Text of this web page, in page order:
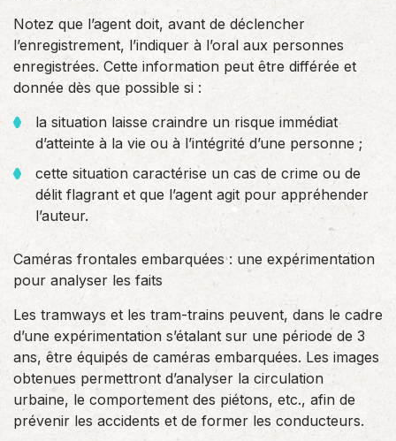
Notez que l’agent doit, avant de déclencher
l’enregistrement, l’indiquer à l’oral aux personnes
enregistrées. Cette information peut être différée et
donnée dès que possible si :
la situation laisse craindre un risque immédiat
d’atteinte à la vie ou à l’intégrité d’une personne ;
cette situation caractérise un cas de crime ou de
délit flagrant et que l’agent agit pour appréhender
l’auteur.
Caméras frontales embarquées : une expérimentation
pour analyser les faits
Les tramways et les tram-trains peuvent, dans le cadre
d’une expérimentation s’étalant sur une période de 3
ans, être équipés de caméras embarquées. Les images
obtenues permettront d’analyser la circulation
urbaine, le comportement des piétons, etc., afin de
prévenir les accidents et de former les conducteurs.